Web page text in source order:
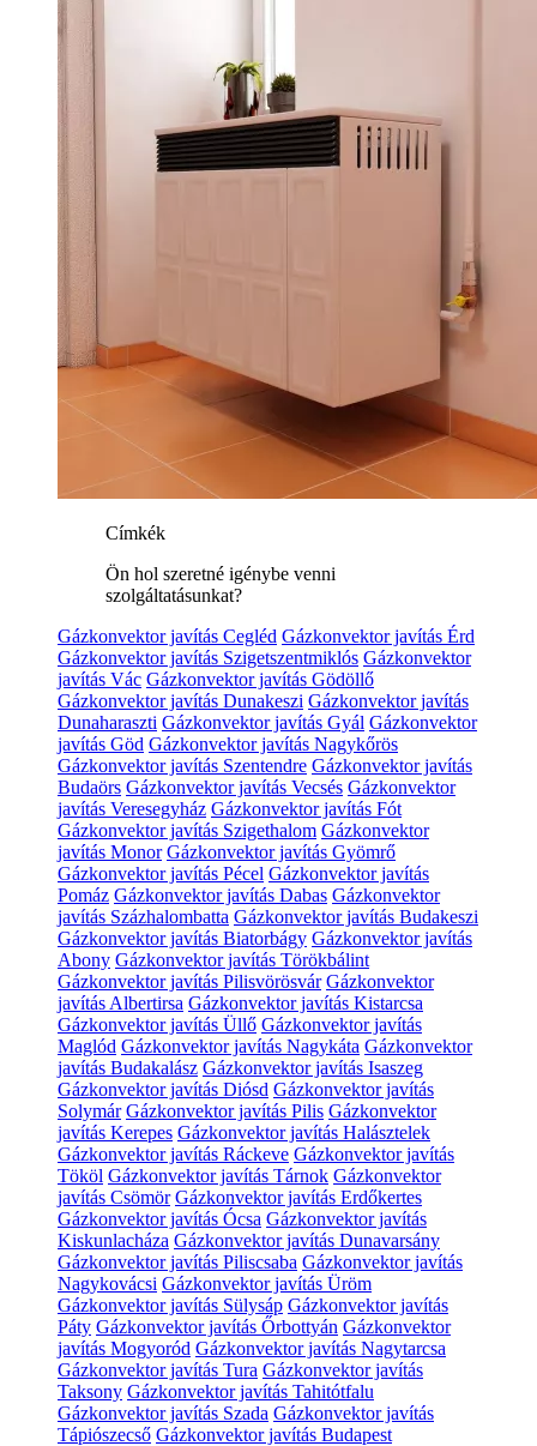
Címkék
Ön hol szeretné igénybe venni
szolgáltatásunkat?
Gázkonvektor javítás Cegléd Gázkonvektor javítás Érd
Gázkonvektor javítás Szigetszentmiklós Gázkonvektor
javítás Vác Gázkonvektor javítás Gödöllő
Gázkonvektor javítás Dunakeszi Gázkonvektor javítás
Dunaharaszti Gázkonvektor javítás Gyál Gázkonvektor
javítás Göd Gázkonvektor javítás Nagykőrös
Gázkonvektor javítás Szentendre Gázkonvektor javítás
Budaörs Gázkonvektor javítás Vecsés Gázkonvektor
javítás Veresegyház Gázkonvektor javítás Fót
Gázkonvektor javítás Szigethalom Gázkonvektor
javítás Monor Gázkonvektor javítás Gyömrő
Gázkonvektor javítás Pécel Gázkonvektor javítás
Pomáz Gázkonvektor javítás Dabas Gázkonvektor
javítás Százhalombatta Gázkonvektor javítás Budakeszi
Gázkonvektor javítás Biatorbágy Gázkonvektor javítás
Abony Gázkonvektor javítás Törökbálint
Gázkonvektor javítás Pilisvörösvár Gázkonvektor
javítás Albertirsa Gázkonvektor javítás Kistarcsa
Gázkonvektor javítás Üllő Gázkonvektor javítás
Maglód Gázkonvektor javítás Nagykáta Gázkonvektor
javítás Budakalász Gázkonvektor javítás Isaszeg
Gázkonvektor javítás Diósd Gázkonvektor javítás
Solymár Gázkonvektor javítás Pilis Gázkonvektor
javítás Kerepes Gázkonvektor javítás Halásztelek
Gázkonvektor javítás Ráckeve Gázkonvektor javítás
Tököl Gázkonvektor javítás Tárnok Gázkonvektor
javítás Csömör Gázkonvektor javítás Erdőkertes
Gázkonvektor javítás Ócsa Gázkonvektor javítás
Kiskunlacháza Gázkonvektor javítás Dunavarsány
Gázkonvektor javítás Piliscsaba Gázkonvektor javítás
Nagykovácsi Gázkonvektor javítás Üröm
Gázkonvektor javítás Sülysáp Gázkonvektor javítás
Páty Gázkonvektor javítás Őrbottyán Gázkonvektor
javítás Mogyoród Gázkonvektor javítás Nagytarcsa
Gázkonvektor javítás Tura Gázkonvektor javítás
Taksony Gázkonvektor javítás Tahitótfalu
Gázkonvektor javítás Szada Gázkonvektor javítás
Tápiószecső Gázkonvektor javítás Budapest